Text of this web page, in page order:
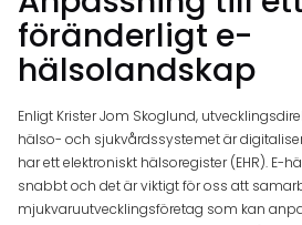
föränderligt e-
hälsolandskap
Enligt Krister Jom Skoglund,
hälso- och sjukvårdssystemet är
har ett elektroniskt hälsoregister (EHR). E-
snabbt och det är viktigt för oss att
mjukvaruutvecklingsföretag som kan